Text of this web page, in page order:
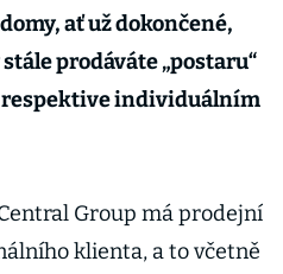
ať už dokončené,
prodáváte „postaru“
individuálním
Group má prodejní
klienta, a to včetně